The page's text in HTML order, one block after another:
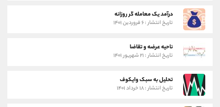
درآمد یک معامله گر روزانه
تاریخ انتشار : ۶ فروردین ۱۴۰۱
ناحیه عرضه و تقاضا
تاریخ انتشار : ۲۱ شهریور ۱۴۰۱
تحلیل به سبک وایکوف
تاریخ انتشار : ۱۸ خرداد ۱۴۰۱